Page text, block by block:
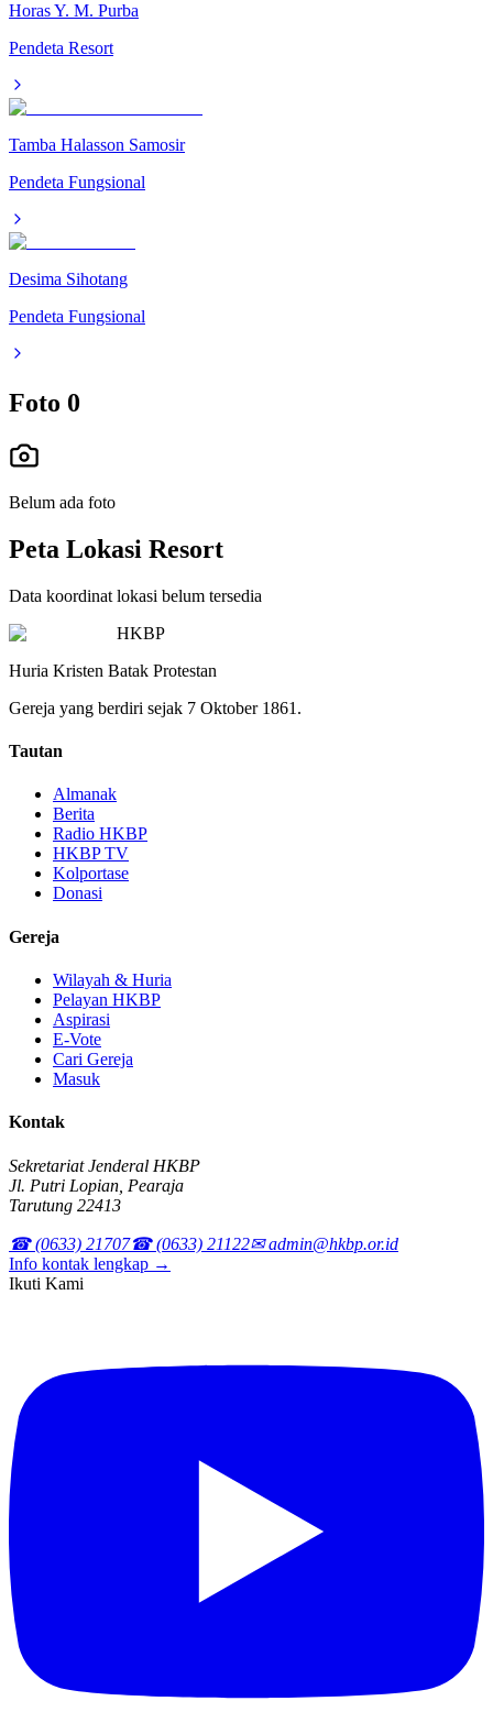
Horas Y. M. Purba
Pendeta Resort
Tamba Halasson Samosir
Pendeta Fungsional
Desima Sihotang
Pendeta Fungsional
Foto 0
Belum ada foto
Peta Lokasi Resort
Data koordinat lokasi belum tersedia
HKBP
Huria Kristen Batak Protestan
Gereja yang berdiri sejak 7 Oktober 1861.
Tautan
Almanak
Berita
Radio HKBP
HKBP TV
Kolportase
Donasi
Gereja
Wilayah & Huria
Pelayan HKBP
Aspirasi
E-Vote
Cari Gereja
Masuk
Kontak
Sekretariat Jenderal HKBP
Jl. Putri Lopian, Pearaja
Tarutung 22413
☎ (0633) 21707☎ (0633) 21122✉ admin@hkbp.or.id
Info kontak lengkap →
Ikuti Kami